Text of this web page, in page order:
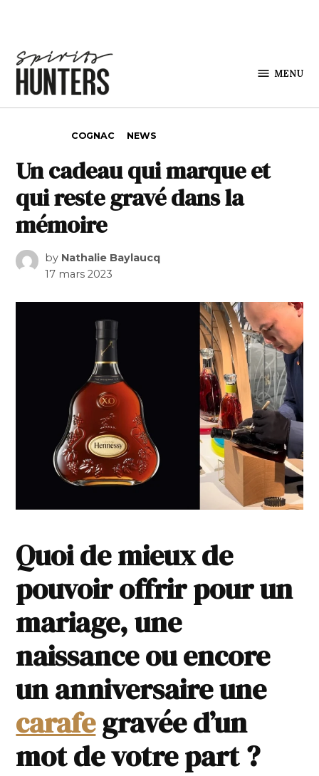
MENU
COGNAC NEWS
Un cadeau qui marque et
qui reste gravé dans la
mémoire
by Nathalie Baylaucq
17 mars 2023
Quoi de mieux de
pouvoir offrir pour un
mariage, une
naissance ou encore
un anniversaire une
carafegravée d’un
mot de votre part ?